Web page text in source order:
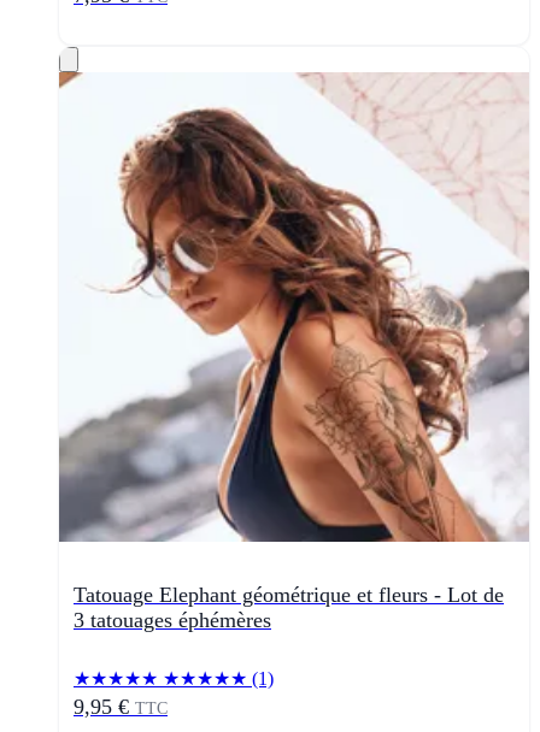
Tatouage Elephant géométrique et fleurs - Lot de
3 tatouages éphémères
★★★★★ ★★★★★ (1)
9,95 € TTC